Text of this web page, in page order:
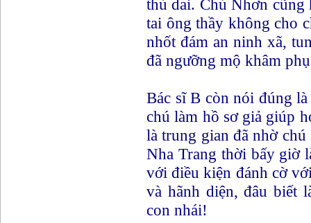
thù dai. Chú Nhơn
tai ông thầy không cho
nhốt đám an ninh xã,
đã ngưỡng mộ khâm
Bác sĩ B còn nói đúng
chú làm hồ sơ giả giúp
là trung gian đã nhờ
Nha Trang thời bấy giờ
với điều kiện đánh cờ
và hãnh diện, đâu biết
con nhái!